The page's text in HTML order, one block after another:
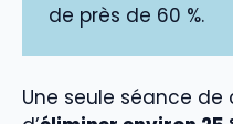
de près de 60 %.
Une seule séance